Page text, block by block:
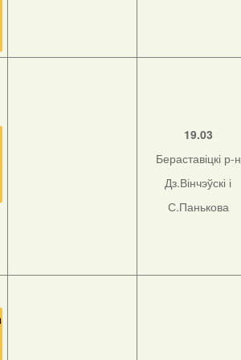
19.03
Бераставіцкі р-н
Дз.Вінчэўскі і
С.Панькова